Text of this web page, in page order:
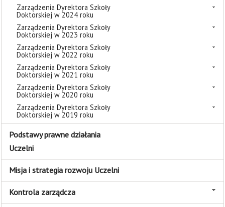
Zarządzenia Dyrektora Szkoły
Doktorskiej w 2024 roku
Zarządzenia Dyrektora Szkoły
Doktorskiej w 2023 roku
Zarządzenia Dyrektora Szkoły
Doktorskiej w 2022 roku
Zarządzenia Dyrektora Szkoły
Doktorskiej w 2021 roku
Zarządzenia Dyrektora Szkoły
Doktorskiej w 2020 roku
Zarządzenia Dyrektora Szkoły
Doktorskiej w 2019 roku
Podstawy prawne działania
Uczelni
Misja i strategia rozwoju Uczelni
Kontrola zarządcza